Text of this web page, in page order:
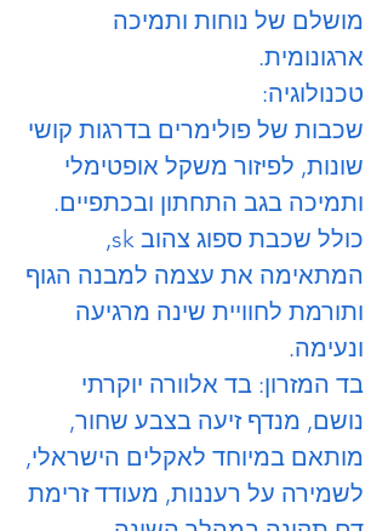
מושלם של נוחות ותמיכה
ארגונומית.
טכנולוגיה:
שכבות של פולימרים בדרגות קושי
שונות, לפיזור משקל אופטימלי
ותמיכה בגב התחתון ובכתפיים.
כולל שכבת ספוג צהוב sk,
המתאימה את עצמה למבנה הגוף
ותורמת לחוויית שינה מרגיעה
ונעימה.
בד המזרון: בד אלוורה יוקרתי
נושם, מנדף זיעה בצבע שחור,
מותאם במיוחד לאקלים הישראלי,
לשמירה על רעננות, מעודד זרימת